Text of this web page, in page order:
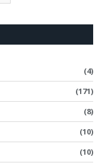
(4)
(171)
(8)
(10)
(10)